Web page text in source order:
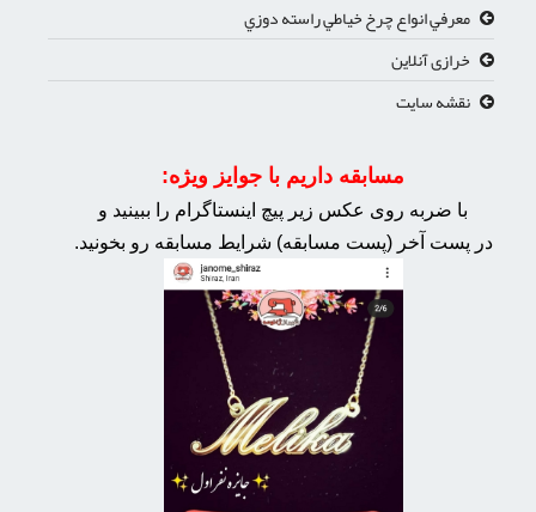
معرفي انواع چرخ خياطي راسته دوزي
خرازی آنلاین
نقشه سایت
مسابقه داریم با جوایز ویژه:
با ضربه روی عکس زیر پیچ اینستاگرام را ببینید و
در پست آخر (پست مسابقه) شرایط مسابقه رو بخونید.